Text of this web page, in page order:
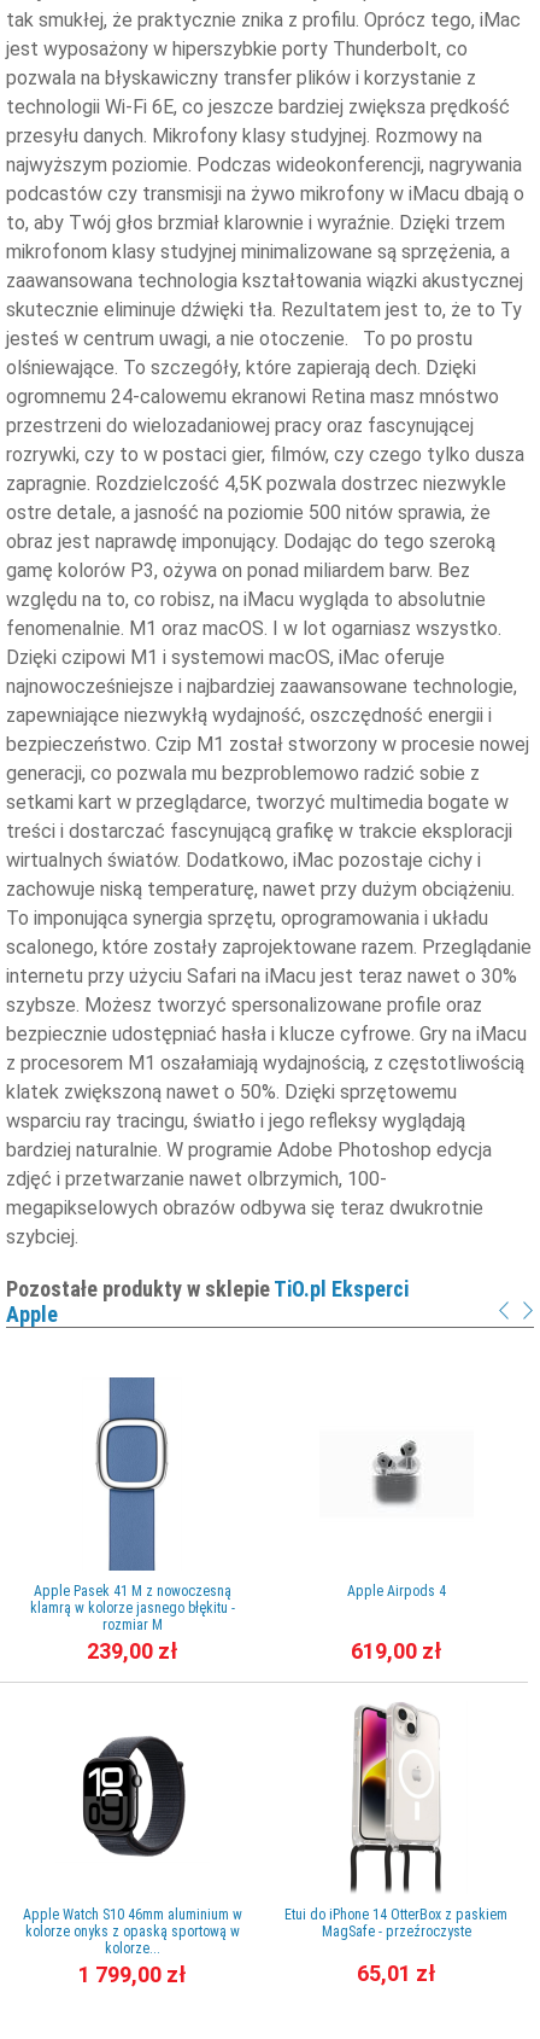
tak smukłej, że praktycznie znika z profilu. Oprócz tego, iMac
jest wyposażony w hiperszybkie porty Thunderbolt, co
pozwala na błyskawiczny transfer plików i korzystanie z
technologii Wi-Fi 6E, co jeszcze bardziej zwiększa prędkość
przesyłu danych. Mikrofony klasy studyjnej. Rozmowy na
najwyższym poziomie. Podczas wideokonferencji, nagrywania
podcastów czy transmisji na żywo mikrofony w iMacu dbają o
to, aby Twój głos brzmiał klarownie i wyraźnie. Dzięki trzem
mikrofonom klasy studyjnej minimalizowane są sprzężenia, a
zaawansowana technologia kształtowania wiązki akustycznej
skutecznie eliminuje dźwięki tła. Rezultatem jest to, że to Ty
jesteś w centrum uwagi, a nie otoczenie. To po prostu
olśniewające. To szczegóły, które zapierają dech. Dzięki
ogromnemu 24-calowemu ekranowi Retina masz mnóstwo
przestrzeni do wielozadaniowej pracy oraz fascynującej
rozrywki, czy to w postaci gier, filmów, czy czego tylko dusza
zapragnie. Rozdzielczość 4,5K pozwala dostrzec niezwykle
ostre detale, a jasność na poziomie 500 nitów sprawia, że
obraz jest naprawdę imponujący. Dodając do tego szeroką
gamę kolorów P3, ożywa on ponad miliardem barw. Bez
względu na to, co robisz, na iMacu wygląda to absolutnie
fenomenalnie. M1 oraz macOS. I w lot ogarniasz wszystko.
Dzięki czipowi M1 i systemowi macOS, iMac oferuje
najnowocześniejsze i najbardziej zaawansowane technologie,
zapewniające niezwykłą wydajność, oszczędność energii i
bezpieczeństwo. Czip M1 został stworzony w procesie nowej
generacji, co pozwala mu bezproblemowo radzić sobie z
setkami kart w przeglądarce, tworzyć multimedia bogate w
treści i dostarczać fascynującą grafikę w trakcie eksploracji
wirtualnych światów. Dodatkowo, iMac pozostaje cichy i
zachowuje niską temperaturę, nawet przy dużym obciążeniu.
To imponująca synergia sprzętu, oprogramowania i układu
scalonego, które zostały zaprojektowane razem. Przeglądanie
internetu przy użyciu Safari na iMacu jest teraz nawet o 30%
szybsze. Możesz tworzyć spersonalizowane profile oraz
bezpiecznie udostępniać hasła i klucze cyfrowe. Gry na iMacu
z procesorem M1 oszałamiają wydajnością, z częstotliwością
klatek zwiększoną nawet o 50%. Dzięki sprzętowemu
wsparciu ray tracingu, światło i jego refleksy wyglądają
bardziej naturalnie. W programie Adobe Photoshop edycja
zdjęć i przetwarzanie nawet olbrzymich, 100-
megapikselowych obrazów odbywa się teraz dwukrotnie
szybciej.
Pozostałe produkty w sklepieTiO.pl Eksperci
Apple
Apple Pasek 41 M z nowoczesną
klamrą w kolorze jasnego błękitu -
rozmiar M
239,00 zł
Apple Watch S10 46mm aluminium w
kolorze onyks z opaską sportową w
kolorze...
1 799,00 zł
Apple Airpods 4
619,00 zł
Etui do iPhone 14 OtterBox z paskiem
MagSafe - przeźroczyste
65,01 zł